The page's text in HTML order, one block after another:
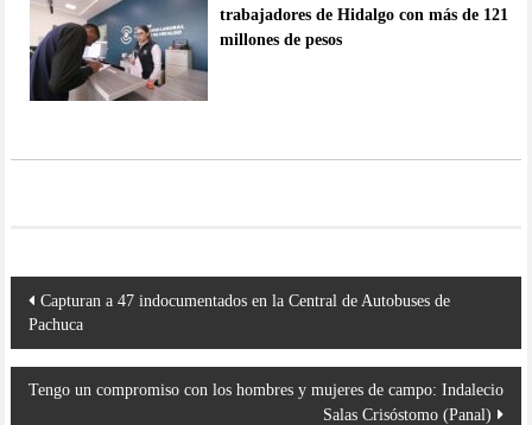
trabajadores de Hidalgo con más de 121
millones de pesos
Navegación
de
entradas
Capturan a 47 indocumentados en la Central de Autobuses de
Pachuca
Tengo un compromiso con los hombres y mujeres de campo: Indalecio
Salas Crisóstomo (Panal)